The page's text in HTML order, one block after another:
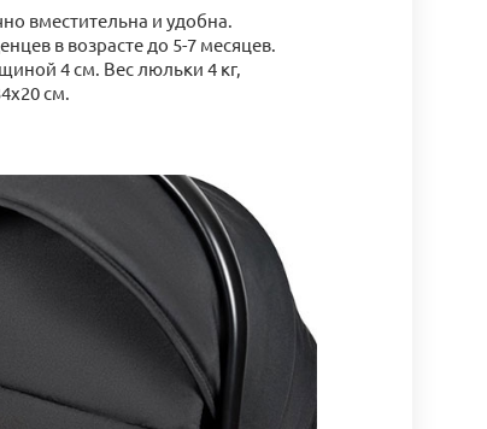
вместительна и удобна.
в возрасте до 5-7 месяцев.
4 см. Вес люльки 4 кг,
см.